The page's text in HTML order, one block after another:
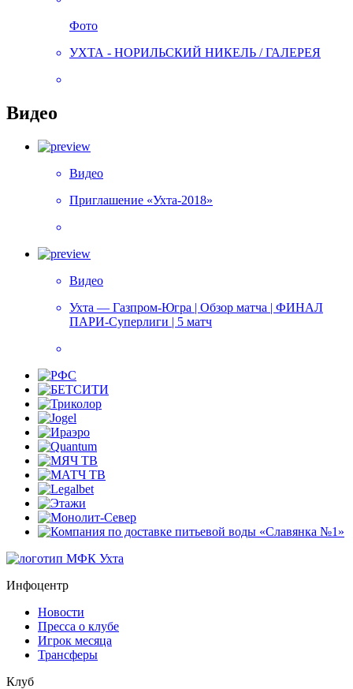
Фото
УХТА - НОРИЛЬСКИЙ НИКЕЛЬ / ГАЛЕРЕЯ
Видео
Видео
Приглашение «Ухта-2018»
Видео
Ухта — Газпром-Югра | Обзор матча | ФИНАЛ
ПАРИ-Суперлиги | 5 матч
Инфоцентр
Новости
Пресса о клубе
Игрок месяца
Трансферы
Клуб